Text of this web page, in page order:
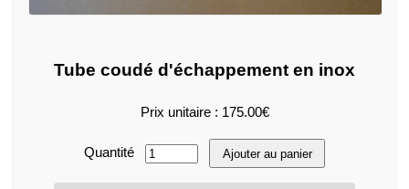
Tube coudé d'échappement en inox
Prix unitaire : 175.00€
Quantité Ajouter au panier